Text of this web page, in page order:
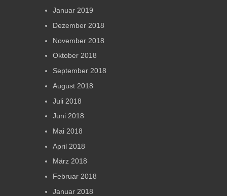
Januar 2019
Dezember 2018
November 2018
Oktober 2018
September 2018
August 2018
Juli 2018
Juni 2018
Mai 2018
April 2018
März 2018
Februar 2018
Januar 2018